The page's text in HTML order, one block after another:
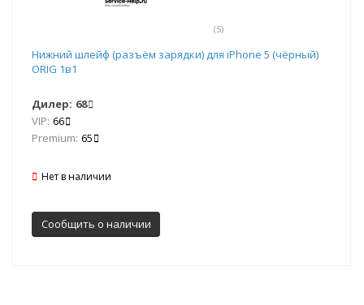
(5)
Нижний шлейф (разъём зарядки) для iPhone 5 (чёрный)
ORIG 1в1
Дилер: 68
VIP: 66
Premium: 65
Нет в наличии
Сообщить о наличии